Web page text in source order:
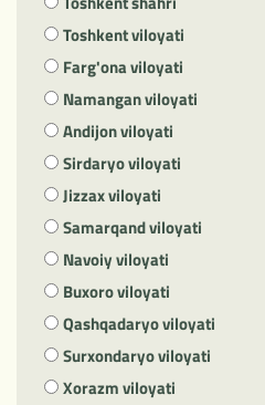
Toshkent viloyati
Farg'ona viloyati
Namangan viloyati
Andijon viloyati
Sirdaryo viloyati
Jizzax viloyati
Samarqand viloyati
Navoiy viloyati
Buxoro viloyati
Qashqadaryo viloyati
Surxondaryo viloyati
Xorazm viloyati